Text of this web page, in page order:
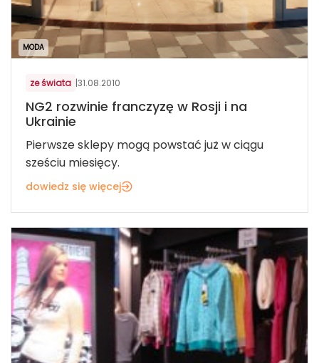
MODA
ze świata |31.08.2010
NG2 rozwinie franczyzę w Rosji i na
Ukrainie
Pierwsze sklepy mogą powstać już w ciągu
sześciu miesięcy.
dowiedz się więcej